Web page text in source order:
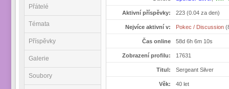
Přátelé
Témata
Příspěvky
Galerie
Soubory
Aktivní příspěvky: 223 (0.04 za den)
Nejvíce aktivní v: Pokec / Discussion
Čas online 58d 6h 6m 10s
Zobrazení profilu: 17631
Titul: Sergeant Silver
Věk: 40 let